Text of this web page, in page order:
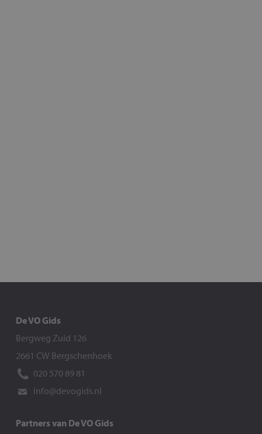
De VO Gids
Bergweg Zuid 126
2661 CW Bergschenhoek
020 570 89 81
info@devogids.nl
Partners van De VO Gids